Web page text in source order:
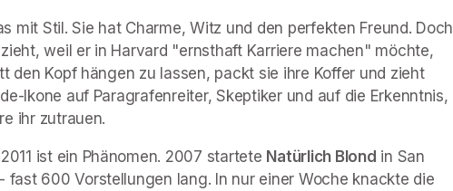
mit Stil. Sie hat Charme, Witz und den perfekten Freund. Doch
weil er in Harvard "ernsthaft Karriere machen" möchte,
den Kopf hängen zu lassen, packt sie ihre Koffer und zieht
Ikone auf Paragrafenreiter, Skeptiker und auf die Erkenntnis,
ihr zutrauen.
ist ein Phänomen. 2007 startete Natürlich Blond in San
fast 600 Vorstellungen lang. In nur einer Woche knackte die